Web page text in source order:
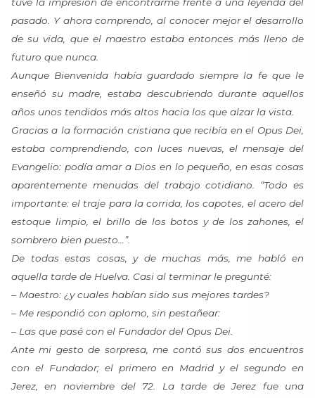
pasado. Y ahora comprendo, al conocer mejor el desarrollo
de su vida, que el maestro estaba entonces más lleno de
futuro que nunca.
Aunque Bienvenida había guardado siempre la fe que le
enseñó su madre, estaba descubriendo durante aquellos
años unos tendidos más altos hacia los que alzar la vista.
Gracias a la formación cristiana que recibía en el Opus Dei,
estaba comprendiendo, con luces nuevas, el mensaje del
Evangelio: podía amar a Dios en lo pequeño, en esas cosas
aparentemente menudas del trabajo cotidiano. “Todo es
importante: el traje para la corrida, los capotes, el acero del
estoque limpio, el brillo de los botos y de los zahones, el
sombrero bien puesto…”.
De todas estas cosas, y de muchas más, me habló en
aquella tarde de Huelva. Casi al terminar le pregunté:
– Maestro: ¿y cuales habían sido sus mejores tardes?
– Me respondió con aplomo, sin pestañear:
– Las que pasé con el Fundador del Opus Dei.
Ante mi gesto de sorpresa, me contó sus dos encuentros
con el Fundador; el primero en Madrid y el segundo en
Jerez, en noviembre del 72. La tarde de Jerez fue una